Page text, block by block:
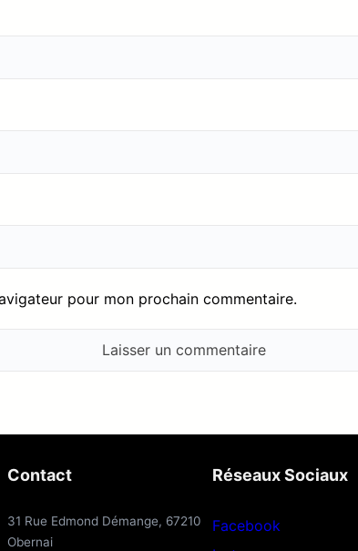
pour mon prochain commentaire.
Contact
31 Rue Edmond Démange, 67210
Obernai
Réseaux Sociaux
Facebook